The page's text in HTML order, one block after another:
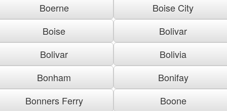
Boerne
Boise City
Boise
Bolivar
Bolivar
Bolivia
Bonham
Bonifay
Bonners Ferry
Boone